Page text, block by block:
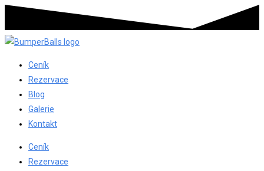
Ceník
Rezervace
Blog
Galerie
Kontakt
Ceník
Rezervace